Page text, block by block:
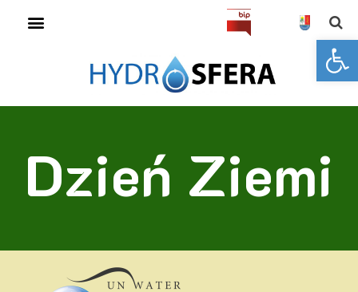
Open toolbar
Dzień Ziemi